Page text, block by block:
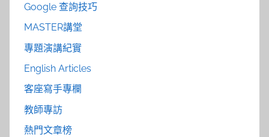
Google 查詢技巧
MASTER講堂
專題演講紀實
English Articles
客座寫手專欄
教師專訪
熱門文章榜